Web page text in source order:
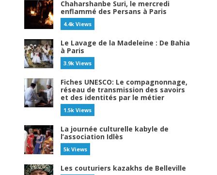
Chaharshanbe Suri, le mercredi
enflammé des Persans à Paris
4.4k Views
Le Lavage de la Madeleine : De Bahia
à Paris
3.9k Views
Fiches UNESCO: Le compagnonnage,
réseau de transmission des savoirs
et des identités par le métier
1.5k Views
La journée culturelle kabyle de
l’association Idlès
5k Views
Les couturiers kazakhs de Belleville